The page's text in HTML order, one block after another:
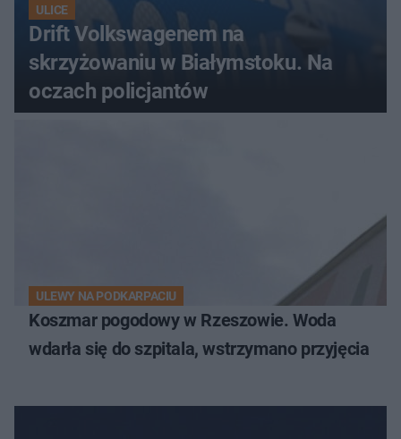
ULICE
Drift Volkswagenem na
skrzyżowaniu w Białymstoku. Na
oczach policjantów
ULEWY NA PODKARPACIU
Koszmar pogodowy w Rzeszowie. Woda
wdarła się do szpitala, wstrzymano przyjęcia